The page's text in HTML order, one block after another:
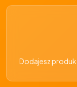
Dodajesz